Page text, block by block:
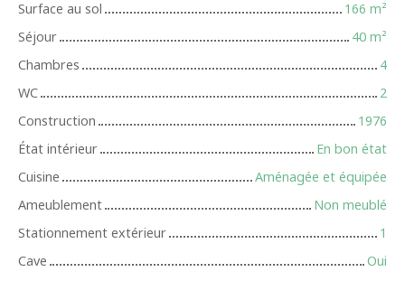
Surface au sol
166 m²
Séjour
40 m²
Chambres
4
WC
2
Construction
1976
État intérieur
En bon état
Cuisine
Aménagée et équipée
Ameublement
Non meublé
Stationnement extérieur
1
Cave
Oui